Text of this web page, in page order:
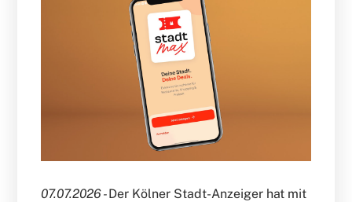
07.07.2026 -Der Kölner Stadt-Anzeiger hat mit